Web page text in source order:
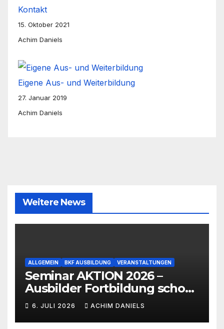
Kontakt
15. Oktober 2021
Achim Daniels
Eigene Aus- und Weiterbildung
27. Januar 2019
Achim Daniels
Weitere News
ALLGEMEIN BKF AUSBILDUNG VERANSTALTUNGEN
Seminar AKTION 2026 –
Ausbilder Fortbildung schon
ab 399€!!!
6. JULI 2026 ACHIM DANIELS